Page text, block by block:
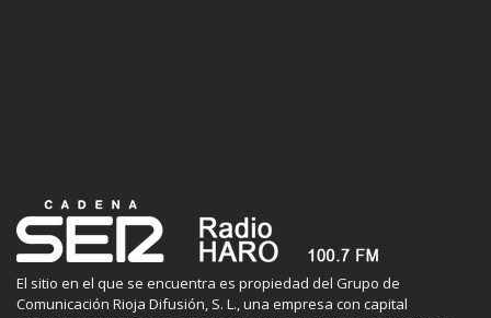
El sitio en el que se encuentra es propiedad del Grupo de
Comunicación Rioja Difusión, S. L., una empresa con capital